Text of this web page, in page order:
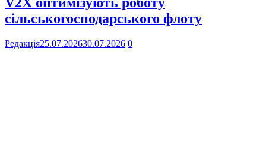
сільськогосподарського флоту
Редакція25.07.202630.07.2026 0